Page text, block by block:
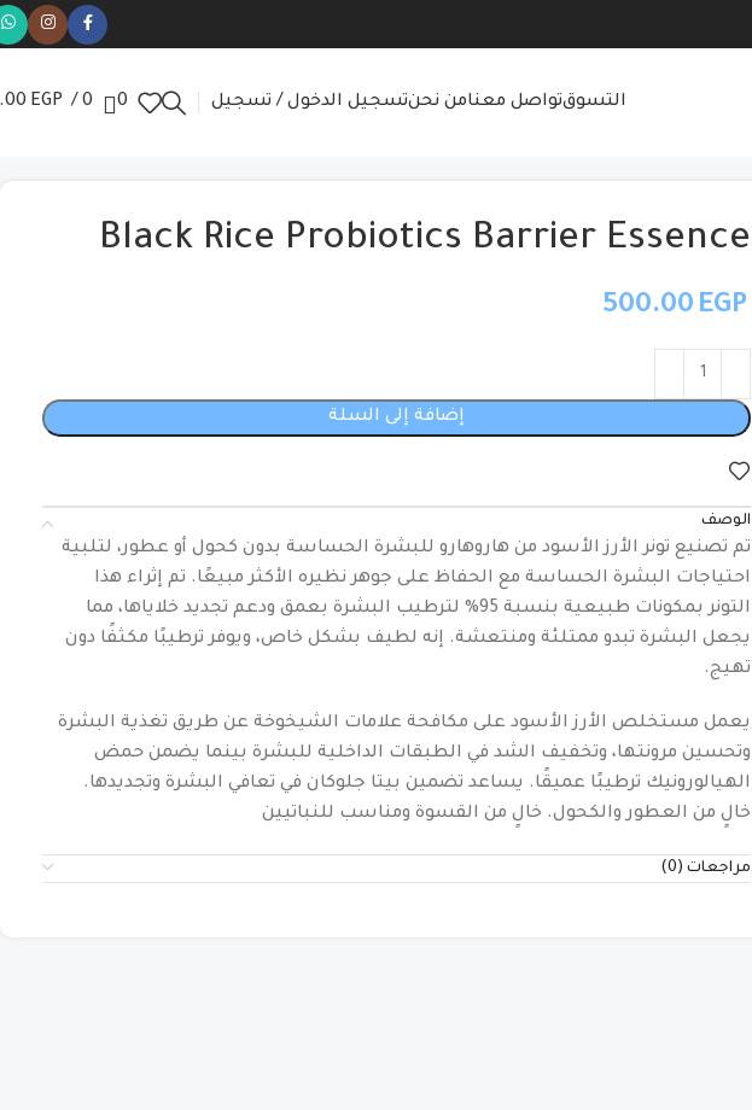
التسوقتواصل معنامن نحنتسجيل الدخول / تسجيل 0
0
/
EGP
Black Rice Probiotics Barrier Essence
EGP
إضافة إلى السلة
الوصف
تم تصنيع تونر الأرز الأسود من هاروهارو للبشرة الحساسة بدون كحول أو عطور، لتلبية
احتياجات البشرة الحساسة مع الحفاظ على جوهر نظيره الأكثر مبيعًا. تم إثراء هذا
التونر بمكونات طبيعية بنسبة 95% لترطيب البشرة بعمق ودعم تجديد خلاياها، مما
يجعل البشرة تبدو ممتلئة ومنتعشة. إنه لطيف بشكل خاص، ويوفر ترطيبًا مكثفًا دون
تهيج.
يعمل مستخلص الأرز الأسود على مكافحة علامات الشيخوخة عن طريق تغذية البشرة
وتحسين مرونتها، وتخفيف الشد في الطبقات الداخلية للبشرة بينما يضمن حمض
الهيالورونيك ترطيبًا عميقًا. يساعد تضمين بيتا جلوكان في تعافي البشرة وتجديدها.
خالٍ من العطور والكحول. خالٍ من القسوة ومناسب للنباتيين
مراجعات (0)